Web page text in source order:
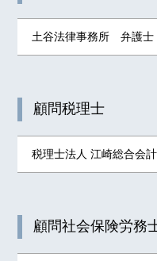
土谷法律事務所 弁護士
顧問税理士
税理士法人 江崎総合会
顧問社会保険労務